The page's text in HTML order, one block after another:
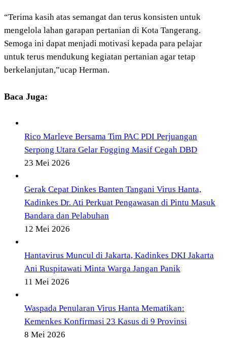
“Terima kasih atas semangat dan terus konsisten untuk
mengelola lahan garapan pertanian di Kota Tangerang.
Semoga ini dapat menjadi motivasi kepada para pelajar
untuk terus mendukung kegiatan pertanian agar tetap
berkelanjutan,”ucap Herman.
Baca Juga:
Rico Marleve Bersama Tim PAC PDI Perjuangan
Serpong Utara Gelar Fogging Masif Cegah DBD
23 Mei 2026
Gerak Cepat Dinkes Banten Tangani Virus Hanta,
Kadinkes Dr. Ati Perkuat Pengawasan di Pintu Masuk
Bandara dan Pelabuhan
12 Mei 2026
Hantavirus Muncul di Jakarta, Kadinkes DKI Jakarta
Ani Ruspitawati Minta Warga Jangan Panik
11 Mei 2026
Waspada Penularan Virus Hanta Mematikan:
Kemenkes Konfirmasi 23 Kasus di 9 Provinsi
8 Mei 2026